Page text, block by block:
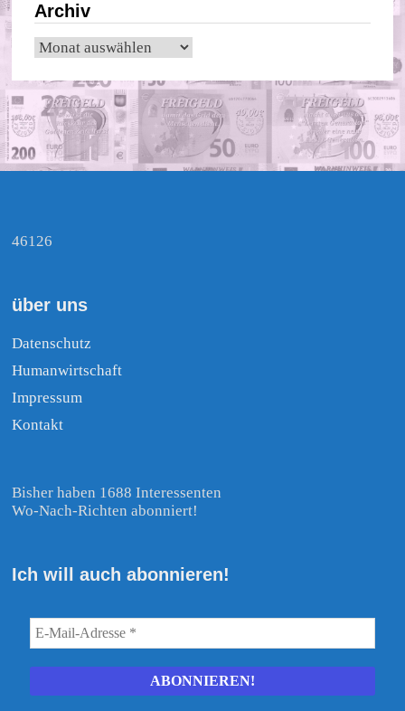
Archiv
Archiv
46126
über uns
Datenschutz
Humanwirtschaft
Impressum
Kontakt
Bisher haben 1688 Interessenten
Wo-Nach-Richten abonniert!
Ich will auch abonnieren!